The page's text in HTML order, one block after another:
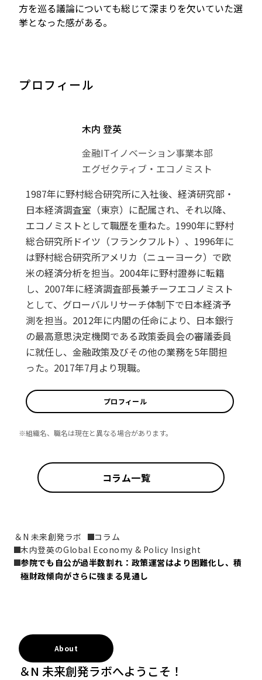
方を巡る議論についても総じて深まりを欠いていた選
挙となった感がある。
プロフィール
木内 登英
金融ITイノベーション事業本部
エグゼクティブ・エコノミスト
1987年に野村総合研究所に入社後、経済研究部・
日本経済調査室（東京）に配属され、それ以降、
エコノミストとして職歴を重ねた。1990年に野村
総合研究所ドイツ（フランクフルト）、1996年に
は野村総合研究所アメリカ（ニューヨーク）で欧
米の経済分析を担当。2004年に野村證券に転籍
し、2007年に経済調査部長兼チーフエコノミスト
として、グローバルリサーチ体制下で日本経済予
測を担当。2012年に内閣の任命により、日本銀行
の最高意思決定機関である政策委員会の審議委員
に就任し、金融政策及びその他の業務を5年間担
った。2017年7月より現職。
プロフィール
※組織名、職名は現在と異なる場合があります。
コラム一覧
＆N 未来創発ラボ
コラム
木内登英のGlobal Economy & Policy Insight
参院でも自公が過半数割れ：政策運営はより困難化し、積
極財政傾向がさらに強まる見通し
About
＆N 未来創発ラボへようこそ！